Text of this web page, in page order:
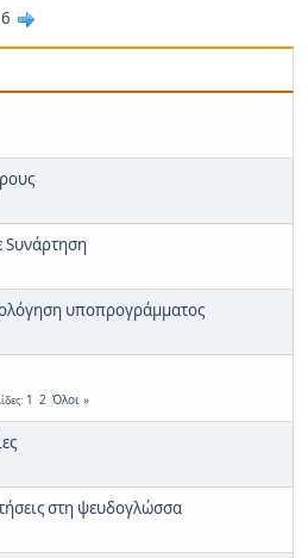
6
Sυνάρτηση
υποπρογράμματος
1 2 Όλοι
στη ψευδογλώσσα